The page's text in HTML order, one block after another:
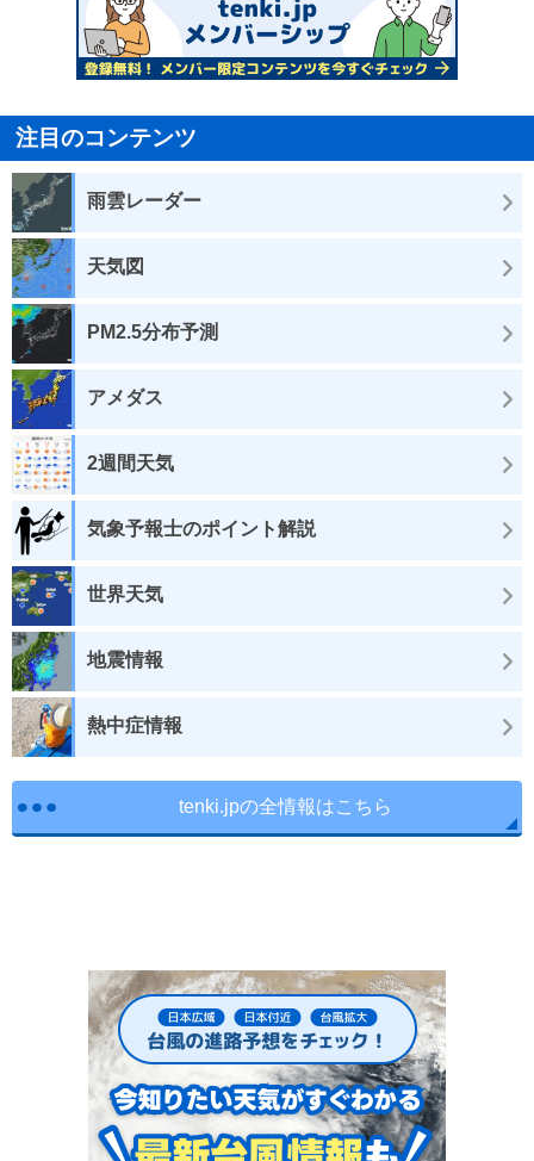
注目のコンテンツ
雨雲レーダー
天気図
PM2.5分布予測
アメダス
2週間天気
気象予報士のポイント解説
世界天気
地震情報
熱中症情報
tenki.jpの全情報はこちら